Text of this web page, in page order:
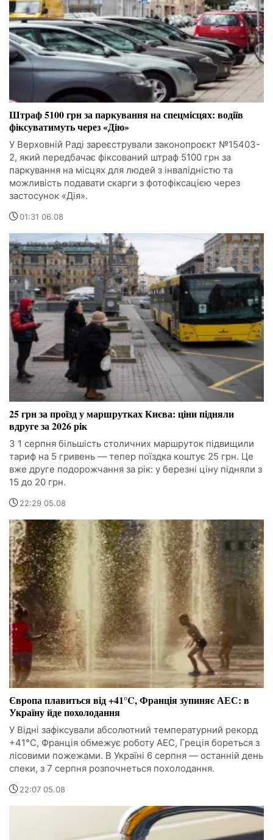
Штраф 5100 грн за паркування на спецмісцях: водіїв
фіксуватимуть через «Дію»
У Верховній Раді зареєстрували законопроєкт №15403-
2, який передбачає фіксований штраф 5100 грн за
паркування на місцях для людей з інвалідністю та
можливість подавати скарги з фотофіксацією через
застосунок «Дія».
01:31 06.08
25 грн за проїзд у маршрутках Києва: ціни підняли
вдруге за 2026 рік
З 1 серпня більшість столичних маршруток підвищили
тариф на 5 гривень — тепер поїздка коштує 25 грн. Це
вже друге подорожчання за рік: у березні ціну підняли з
15 до 20 грн.
22:29 05.08
Європа плавиться від +41°C, Франція зупиняє АЕС: в
Україну йде похолодання
У Відні зафіксували абсолютний температурний рекорд
+41°C, Франція обмежує роботу АЕС, Греція бореться з
лісовими пожежами. В Україні 6 серпня — останній день
спеки, з 7 серпня розпочнеться похолодання.
22:07 05.08